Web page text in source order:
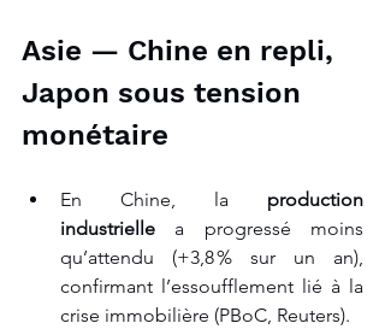
Asie — Chine en repli,
Japon sous tension
monétaire
En Chine, la production
industrielle a progressé moins
qu’attendu (+3,8 % sur un an),
confirmant l’essoufflement lié à la
crise immobilière (PBoC, Reuters).